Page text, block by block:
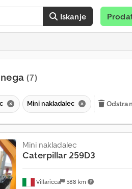
Iskanje
(7)
Mini nakladalec
Villaricca 588 km
Mini nakladalec
Caterpillar259D3
V
e